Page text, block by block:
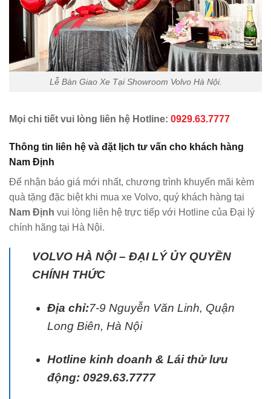
Lễ Bàn Giao Xe Tại Showroom Volvo Hà Nội.
Mọi chi tiết vui lòng liên hệ Hotline: 0929.63.7777
Thông tin liên hệ và đặt lịch tư vấn cho khách hàng
Nam Định
Để nhận báo giá mới nhất, chương trình khuyến mãi kèm
quà tặng đặc biệt khi mua xe Volvo, quý khách hàng tại
Nam Định vui lòng liên hệ trực tiếp với Hotline của Đại lý
chính hãng tại Hà Nội.
VOLVO HÀ NỘI – ĐẠI LÝ ỦY QUYỀN
CHÍNH THỨC
Địa chỉ:7-9 Nguyễn Văn Linh, Quận
Long Biên, Hà Nội
Hotline kinh doanh & Lái thử lưu
động: 0929.63.7777